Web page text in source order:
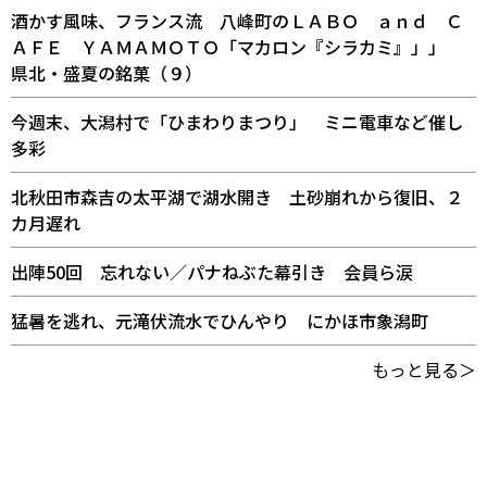
酒かす風味、フランス流 八峰町のＬＡＢＯ ａｎｄ Ｃ
ＡＦＥ ＹＡＭＡＭＯＴＯ「マカロン『シラカミ』」」
県北・盛夏の銘菓（９）
今週末、大潟村で「ひまわりまつり」 ミニ電車など催し
多彩
北秋田市森吉の太平湖で湖水開き 土砂崩れから復旧、２
カ月遅れ
出陣50回 忘れない／パナねぶた幕引き 会員ら涙
猛暑を逃れ、元滝伏流水でひんやり にかほ市象潟町
もっと見る＞